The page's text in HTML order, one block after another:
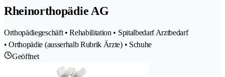
Rheinorthopädie AG
Orthopädiegeschäft • Rehabilitation • Spitalbedarf Arztbedarf
• Orthopädie (ausserhalb Rubrik Ärzte) • Schuhe
Geöffnet